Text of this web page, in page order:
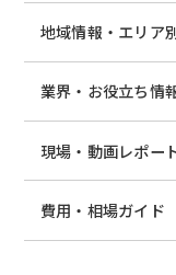
地域情報・エリア
業界・お役立ち情
現場・動画レポー
費用・相場ガイド